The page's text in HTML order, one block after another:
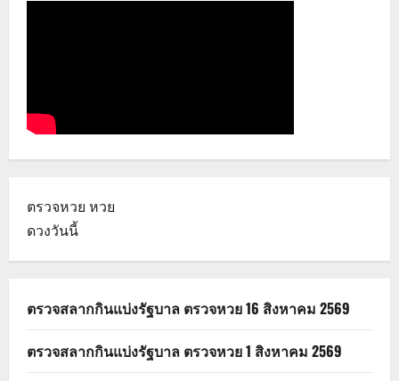
ตรวจหวย หวย
ดวงวันนี้
ตรวจสลากกินแบ่งรัฐบาล ตรวจหวย 16 สิงหาคม 2569
ตรวจสลากกินแบ่งรัฐบาล ตรวจหวย 1 สิงหาคม 2569